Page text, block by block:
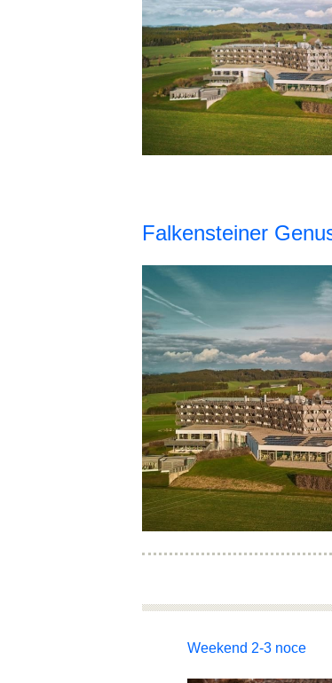
Falkensteiner
Weekend 2-3 noce